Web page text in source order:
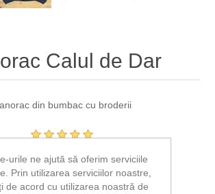
Calul de Dar
din bumbac cu broderii
urile ne ajută să oferim serviciile
Prin utilizarea serviciilor noastre,
de acord cu utilizarea noastră de